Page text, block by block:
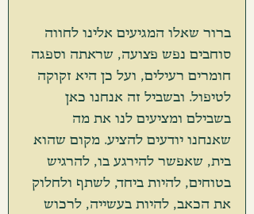
ברור שאלו המגיעים אלינו לחווה
סוחבים נפש פצועה, שראתה וספגה
חומרים רעילים, ועל כן היא זקוקה
לטיפול. ובשביל זה אנחנו כאן
בשבילם ומציעים לנו את מה
שאנחנו יודעים להציע. מקום שהוא
בית, שאפשר להירגע בו, להרגיש
בטוחים, להיות ביחד, לשתף ולחלוק
את הכאב, להיות בעשייה, לרכוש